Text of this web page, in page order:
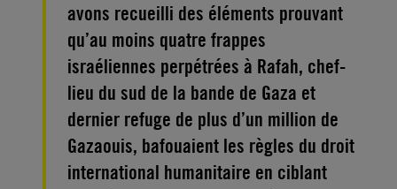
avons recueilli des éléments prouvant
qu’au moins quatre frappes
israéliennes perpétrées à Rafah, chef-
lieu du sud de la bande de Gaza et
dernier refuge de plus d’un million de
Gazaouis, bafouaient les règles du droit
international humanitaire en ciblant